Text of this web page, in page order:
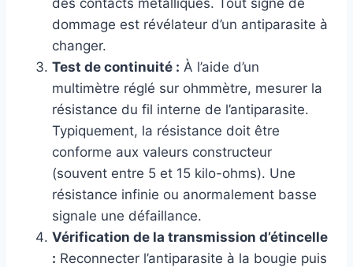
des contacts métalliques. Tout signe de
dommage est révélateur d’un antiparasite à
changer.
Test de continuité : À l’aide d’un
multimètre réglé sur ohmmètre, mesurer la
résistance du fil interne de l’antiparasite.
Typiquement, la résistance doit être
conforme aux valeurs constructeur
(souvent entre 5 et 15 kilo-ohms). Une
résistance infinie ou anormalement basse
signale une défaillance.
Vérification de la transmission d’étincelle
: Reconnecter l’antiparasite à la bougie puis